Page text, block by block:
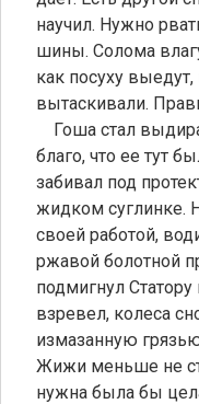
научил. Нужно
шины. Солома
как посуху
вытаскивали.
Гоша стал
благо, что ее тут
забивал под
жидком суглинке.
своей работой,
ржавой болотной
подмигнул Статору
взревел, колеса
измазанную
Жижи меньше не
нужна была бы